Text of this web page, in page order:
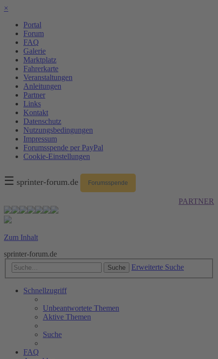
×
Portal
Forum
FAQ
Galerie
Marktplatz
Fahrerkarte
Veranstaltungen
Anleitungen
Partner
Links
Kontakt
Datenschutz
Nutzungsbedingungen
Impressum
Forumsspende per PayPal
Cookie-Einstellungen
☰ sprinter-forum.de Forumsspende
PARTNER
Zum Inhalt
sprinter-forum.de
Suche Erweiterte Suche
Schnellzugriff
Unbeantwortete Themen
Aktive Themen
Suche
FAQ